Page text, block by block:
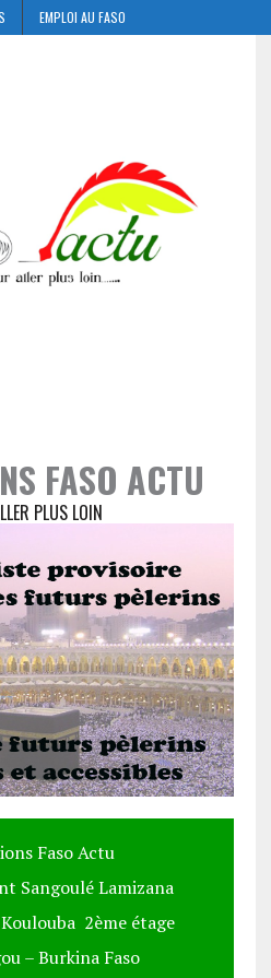
EMPLOI AU FASO
FASO ACTU
PLUS LOIN
Faso Actu
Sangoulé Lamizana
2ème étage
– Burkina Faso